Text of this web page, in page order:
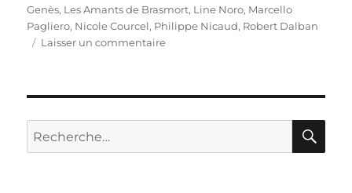
Genès, Les Amants de Brasmort, Line Noro, Marcello
Pagliero, Nicole Courcel, Philippe Nicaud, Robert Dalban
Laisser un commentairesur
Les
de
Recherche
pour :